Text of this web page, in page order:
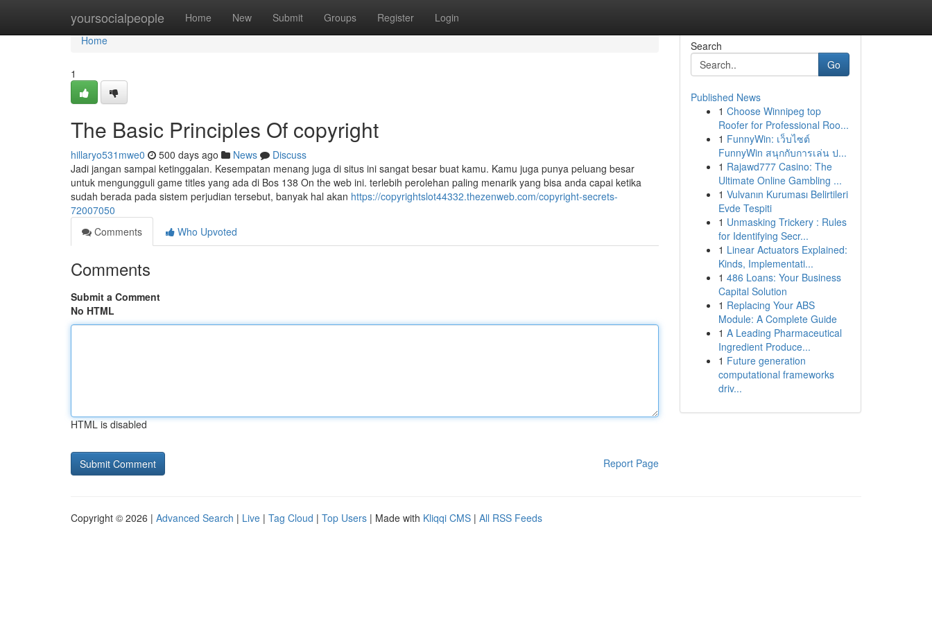
yoursocialpeople Home New Submit Groups Register Login
Home
Home
1
The Basic Principles Of copyright
hillaryo531mwe0 500 days ago News
Discuss
Jadi jangan sampai ketinggalan. Kesempatan menang juga di situs ini sangat besar buat kamu. Kamu juga punya peluang besar
untuk mengungguli game titles yang ada di Bos 138 On the web ini. terlebih perolehan paling menarik yang bisa anda capai ketika
sudah berada pada sistem perjudian tersebut, banyak hal akan https://copyrightslot44332.thezenweb.com/copyright-secrets-
72007050
Comments
Who Upvoted
Comments
Submit a Comment
No HTML
HTML is disabled
Report Page
Search
Go
Published News
1 Choose Winnipeg top
Roofer for Professional Roo...
1 FunnyWin: เว็บไซต์
FunnyWin สนุกกับการเล่น ป...
1 Rajawd777 Casino: The
Ultimate Online Gambling ...
1 Vulvanın Kuruması Belirtileri
Evde Tespiti
1 Unmasking Trickery : Rules
for Identifying Secr...
1 Linear Actuators Explained:
Kinds, Implementati...
1 486 Loans: Your Business
Capital Solution
1 Replacing Your ABS
Module: A Complete Guide
1 A Leading Pharmaceutical
Ingredient Produce...
1 Future generation
computational frameworks
driv...
Copyright © 2026 | Advanced Search | Live | Tag Cloud | Top Users | Made with Kliqqi CMS | All RSS Feeds